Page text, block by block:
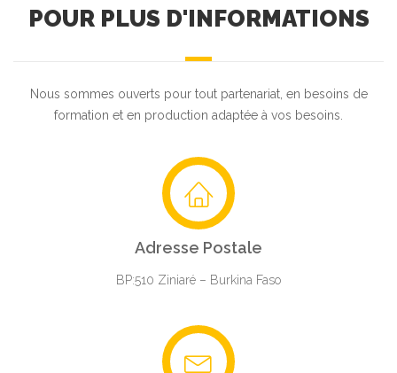
POUR PLUS D'INFORMATIONS
Nous sommes ouverts pour tout partenariat, en besoins de
formation et en production adaptée à vos besoins.
Adresse Postale
BP:510 Ziniaré – Burkina Faso